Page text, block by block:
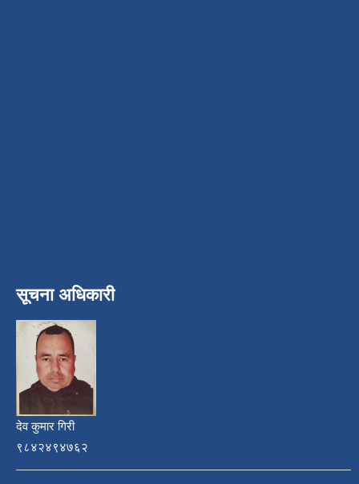
सूचना अधिकारी
देव कुमार गिरी
९८४२४९४७६२